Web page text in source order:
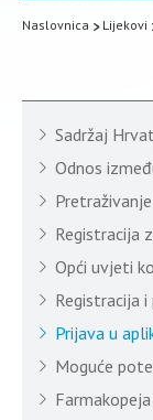
Naslovnica Lijekovi
Sadržaj
Odnos
Registracija
Opći uvjeti
Registracija
Prijava u
Moguće